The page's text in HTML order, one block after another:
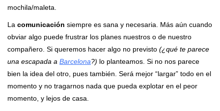
mochila/maleta.
La comunicación siempre es sana y necesaria. Más aún cuando
obviar algo puede frustrar los planes nuestros o de nuestro
compañero. Si queremos hacer algo no previsto (¿qué te parece
una escapada a Barcelona?) lo planteamos. Si no nos parece
bien la idea del otro, pues también. Será mejor “largar” todo en el
momento y no tragarnos nada que pueda explotar en el peor
momento, y lejos de casa.